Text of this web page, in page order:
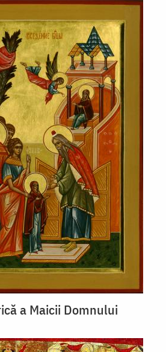
a Maicii Domnului